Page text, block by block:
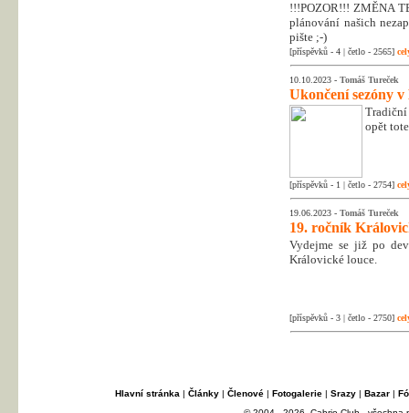
!!!POZOR!!! ZMĚNA
plánování našich
pište ;-)
[příspěvků - 4 | četlo - 2565]
10.10.2023 - Tomáš Tureček
Ukončení sezóny v
opět
[příspěvků - 1 | četlo - 2754]
19.06.2023 - Tomáš Tureček
19. ročník
Vydejme se již po
Královické louce.
[příspěvků - 3 | četlo - 2750]
Hlavní stránka | Články| Členové| Fotogalerie| Srazy| Bazar|